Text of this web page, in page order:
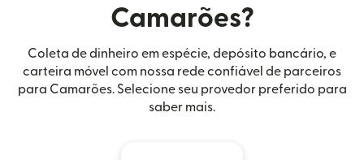
Camarões?
Coleta de dinheiro em espécie, depósito bancário, e
carteira móvel com nossa rede confiável de parceiros
para Camarões. Selecione seu provedor preferido para
saber mais.